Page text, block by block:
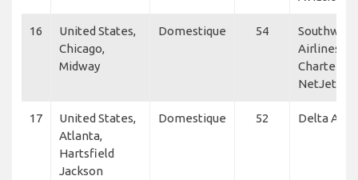
16
United States,
Chicago,
Midway
Domestique 54
Southwest
Airlines,
Charters,
NetJets
17
United States,
Atlanta,
Hartsfield
Jackson
Domestique 52 Delta Air